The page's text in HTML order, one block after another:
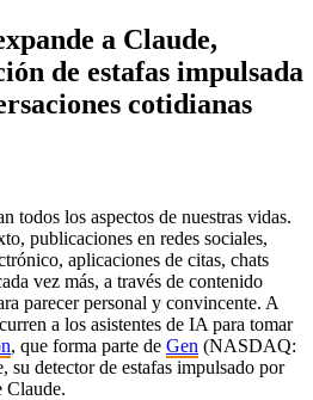
a Claude,
de estafas impulsada
cotidianas
todos los aspectos de nuestras vidas.
publicaciones en redes sociales,
aplicaciones de citas, chats
vez más, a través de contenido
parecer personal y convincente. A
a los asistentes de IA para tomar
, que forma parte de Gen (NASDAQ:
detector de estafas impulsado por
Claude.